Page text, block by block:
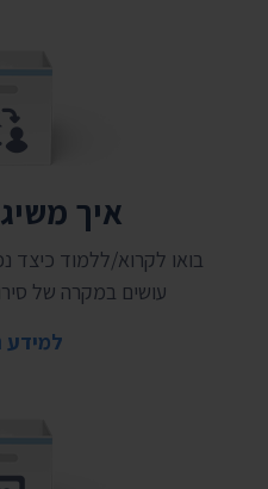
איך
בואו לקרוא/ללמוד כיצד
עושים במקרה של
למידע